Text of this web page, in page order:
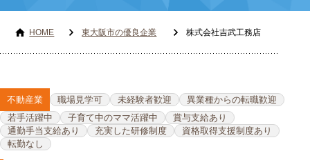
HOME 東大阪市の優良企業 株式会社吉武工務店
不動産業 職場見学可 未経験者歓迎
異業種からの転職歓迎
若手活躍中
子育て中のママ活躍中
賞与支給あり
通勤手当支給あり
充実した研修制度
資格取得支援制度あり
転勤なし